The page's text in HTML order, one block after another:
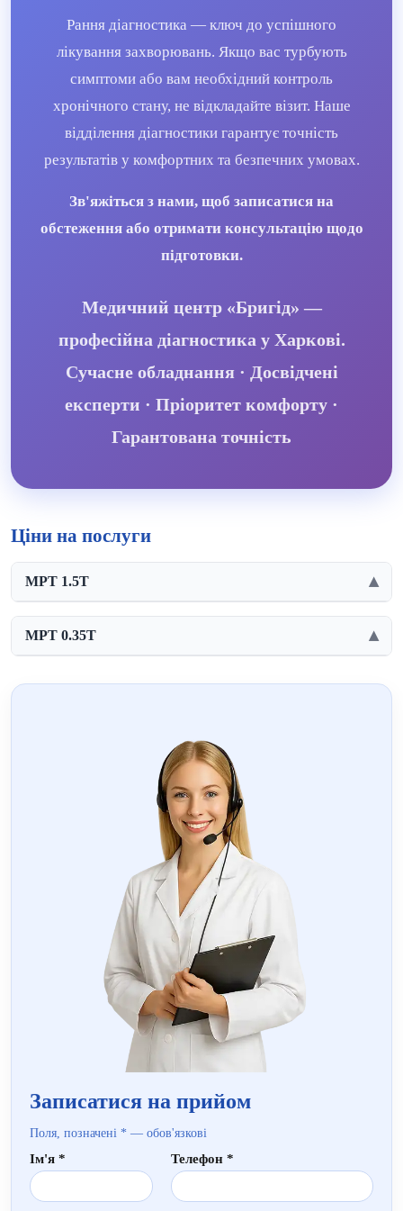
Рання діагностика — ключ до успішного
лікування захворювань. Якщо вас турбують
симптоми або вам необхідний контроль
хронічного стану, не відкладайте візит. Наше
відділення діагностики гарантує точність
результатів у комфортних та безпечних умовах.
Зв'яжіться з нами, щоб записатися на
обстеження або отримати консультацію щодо
підготовки.
Медичний центр «Бригід» —
професійна діагностика у Харкові.
Сучасне обладнання · Досвідчені
експерти · Пріоритет комфорту ·
Гарантована точність
Ціни на послуги
МРТ 1.5Т ▶
Послуга
МРТ 0.35Т ▶
Послуга Ціна
Записатися на прийом
Поля, позначені * — обов'язкові
Ім'я * Телефон *